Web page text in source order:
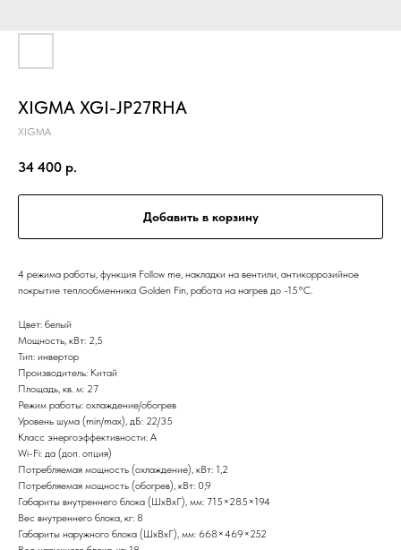
XIGMA XGI-JP27RHA
XIGMA
34 400 р.
Добавить в корзину
4 режима работы, функция Follow me, накладки на вентили, антикоррозийное
покрытие теплообменника Golden Fin, работа на нагрев до -15°С.
Цвет: белый
Мощность, кВт: 2,5
Тип: инвертор
Производитель: Китай
Площадь, кв. м: 27
Режим работы: охлаждение/обогрев
Уровень шума (min/max), дБ: 22/35
Класс энергоэффективности: А
Wi-Fi: да (доп. опция)
Потребляемая мощность (охлаждение), кВт: 1,2
Потребляемая мощность (обогрев), кВт: 0,9
Габариты внутреннего блока (ШxВxГ), мм: 715×285×194
Вес внутреннего блока, кг: 8
Габариты наружного блока (ШxВxГ), мм: 668×469×252